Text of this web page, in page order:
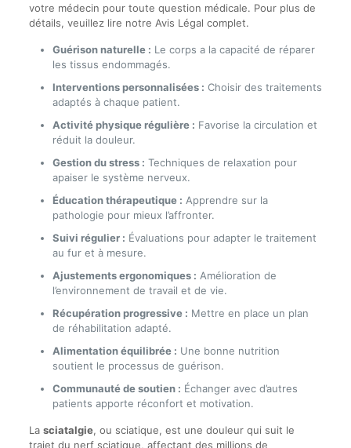
votre médecin pour toute question médicale. Pour plus de
détails, veuillez lire notre Avis Légal complet.
Guérison naturelle : Le corps a la capacité de réparer
les tissus endommagés.
Interventions personnalisées : Choisir des traitements
adaptés à chaque patient.
Activité physique régulière : Favorise la circulation et
réduit la douleur.
Gestion du stress : Techniques de relaxation pour
apaiser le système nerveux.
Éducation thérapeutique : Apprendre sur la
pathologie pour mieux l’affronter.
Suivi régulier : Évaluations pour adapter le traitement
au fur et à mesure.
Ajustements ergonomiques : Amélioration de
l’environnement de travail et de vie.
Récupération progressive : Mettre en place un plan
de réhabilitation adapté.
Alimentation équilibrée : Une bonne nutrition
soutient le processus de guérison.
Communauté de soutien : Échanger avec d’autres
patients apporte réconfort et motivation.
La sciatalgie, ou sciatique, est une douleur qui suit le
trajet du nerf sciatique, affectant des millions de